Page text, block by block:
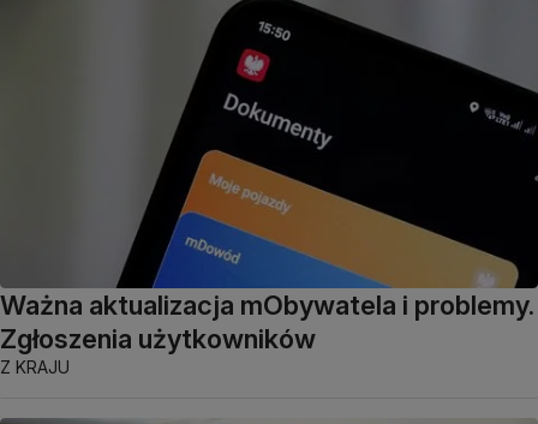
Ważna aktualizacja mObywatela i problemy.
Zgłoszenia użytkowników
Z KRAJU